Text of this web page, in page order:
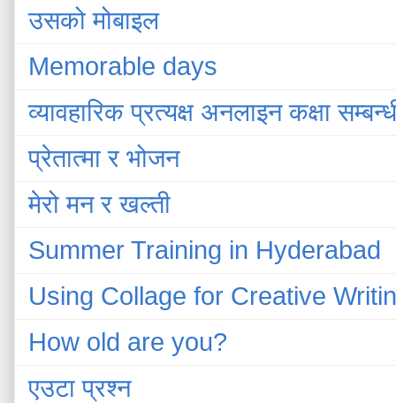
उसको मोबाइल
Memorable days
व्यावहारिक प्रत्यक्ष अनलाइन कक्षा
प्रेतात्मा र भोजन
मेरो मन र खल्ती
Summer Training in Hyderabad
Using Collage for Creative
How old are you?
एउटा प्रश्न